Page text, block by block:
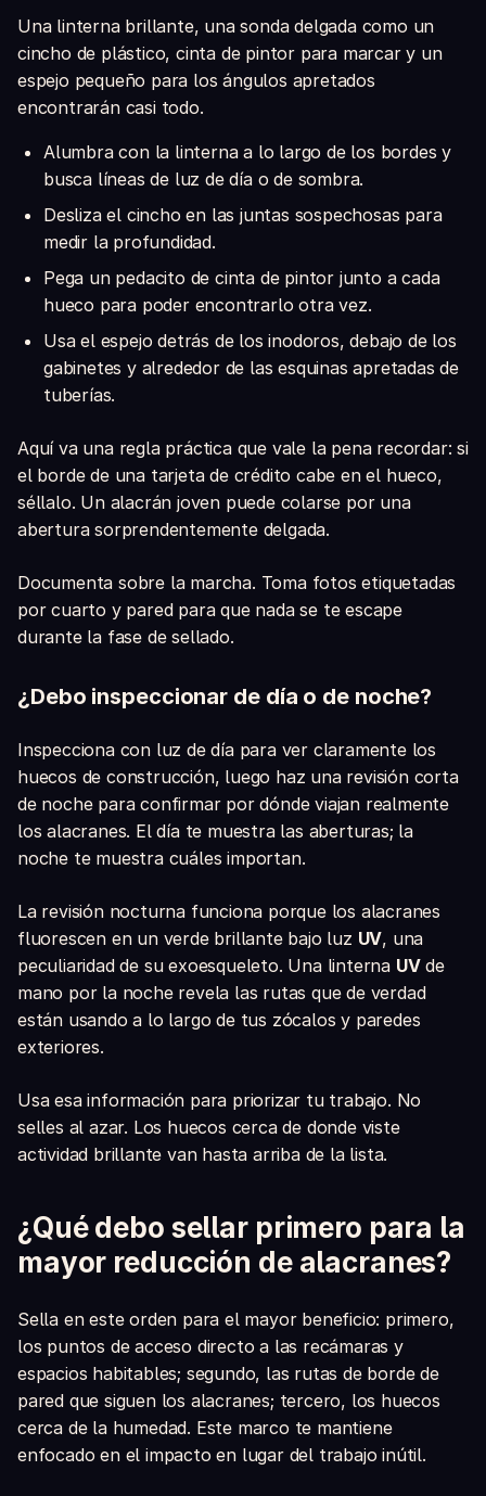
Una linterna brillante, una sonda delgada como un
cincho de plástico, cinta de pintor para marcar y un
espejo pequeño para los ángulos apretados
encontrarán casi todo.
Alumbra con la linterna a lo largo de los bordes y
busca líneas de luz de día o de sombra.
Desliza el cincho en las juntas sospechosas para
medir la profundidad.
Pega un pedacito de cinta de pintor junto a cada
hueco para poder encontrarlo otra vez.
Usa el espejo detrás de los inodoros, debajo de los
gabinetes y alrededor de las esquinas apretadas de
tuberías.
Aquí va una regla práctica que vale la pena recordar: si
el borde de una tarjeta de crédito cabe en el hueco,
séllalo. Un alacrán joven puede colarse por una
abertura sorprendentemente delgada.
Documenta sobre la marcha. Toma fotos etiquetadas
por cuarto y pared para que nada se te escape
durante la fase de sellado.
¿Debo inspeccionar de día o de noche?
Inspecciona con luz de día para ver claramente los
huecos de construcción, luego haz una revisión corta
de noche para confirmar por dónde viajan realmente
los alacranes. El día te muestra las aberturas; la
noche te muestra cuáles importan.
La revisión nocturna funciona porque los alacranes
fluorescen en un verde brillante bajo luz UV, una
peculiaridad de su exoesqueleto. Una linterna UVde
mano por la noche revela las rutas que de verdad
están usando a lo largo de tus zócalos y paredes
exteriores.
Usa esa información para priorizar tu trabajo. No
selles al azar. Los huecos cerca de donde viste
actividad brillante van hasta arriba de la lista.
¿Qué debo sellar primero para la
mayor reducción de alacranes?
Sella en este orden para el mayor beneficio: primero,
los puntos de acceso directo a las recámaras y
espacios habitables; segundo, las rutas de borde de
pared que siguen los alacranes; tercero, los huecos
cerca de la humedad. Este marco te mantiene
enfocado en el impacto en lugar del trabajo inútil.